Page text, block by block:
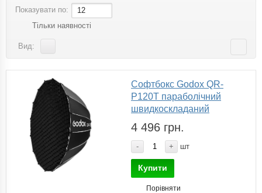
Показувати по:
12
Тільки наявності
Вид:
Софтбокс Godox QR-
P120T параболічний
швидкоскладаний
4 496 грн.
- + шт
Купити
Порівняти